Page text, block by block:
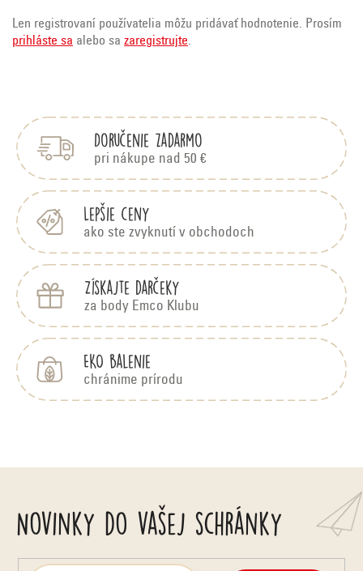
Len registrovaní používatelia môžu pridávať hodnotenie. Prosím
prihláste sa alebo sa zaregistrujte.
Doručenie zadarmo
pri nákupe nad 50 €
Lepšie ceny
ako ste zvyknutí v obchodoch
Získajte darčeky
za body Emco Klubu
EKO balenie
chránime prírodu
Novinky do vašej schránky